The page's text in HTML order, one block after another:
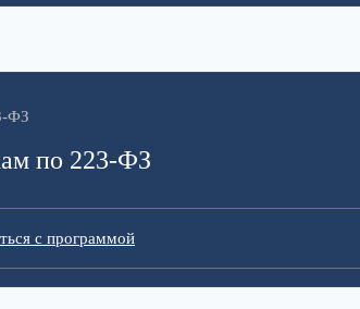
ФЗ
по 223-ФЗ
с программой